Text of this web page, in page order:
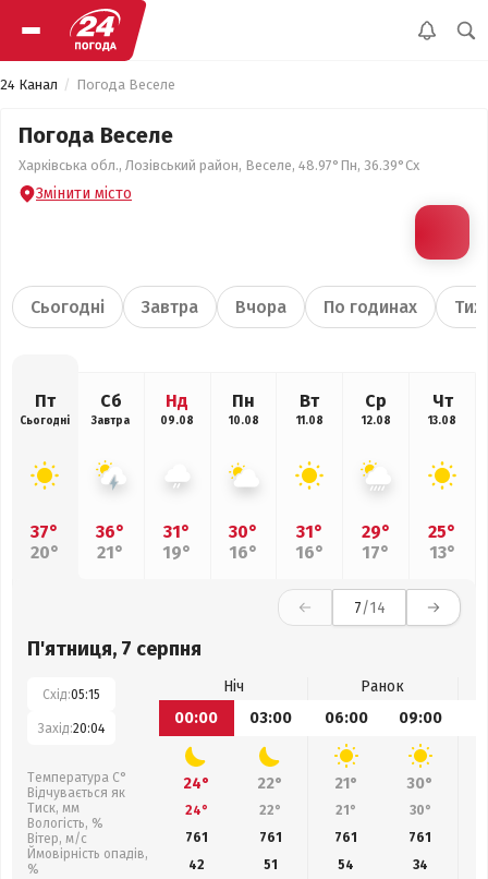
24 Канал Погода Веселе
Погода Веселе
Харківська обл., Лозівський район, Веселе, 48.97°Пн, 36.39°Сх
Змінити місто
Сьогодні Завтра Вчора По годинах
Пт
Сьогодні
37°
20°
Сб
Завтра
36°
21°
Нд
09.08
31°
19°
Пн
10.08
30°
16°
Вт
11.08
31°
16°
Ср
12.08
29°
17°
Чт
13.08
25°
13°
7/14
П'ятниця, 7 серпня
Схід:05:15
Захід:20:04
Температура С°
Відчувається як
Тиск, мм
Вологість, %
Вітер, м/с
Ймовірність опадів,
%
Ніч
Ранок
00:00
03:00 06:00 09:00
24° 22° 21° 30°
24° 22° 21° 30°
761
761 761 761
42
51 54 34